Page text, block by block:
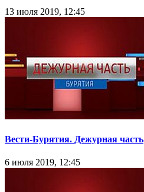
13 июля 2019, 12:45
Вести-Бурятия. Дежурная часть
6 июля 2019, 12:45